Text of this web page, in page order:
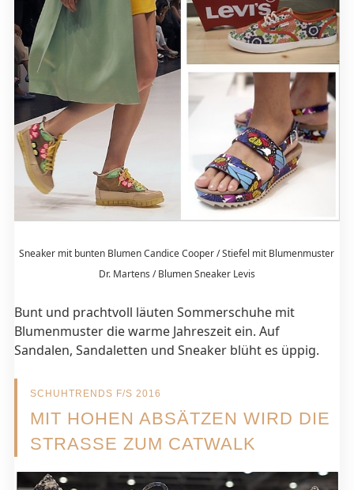
Sneaker mit bunten Blumen Candice Cooper / Stiefel mit Blumenmuster
Dr. Martens / Blumen Sneaker Levis
Bunt und prachtvoll läuten Sommerschuhe mit
Blumenmuster die warme Jahreszeit ein. Auf
Sandalen, Sandaletten und Sneaker blüht es üppig.
SCHUHTRENDS F/S 2016
MIT HOHEN ABSÄTZEN WIRD DIE
STRASSE ZUM CATWALK